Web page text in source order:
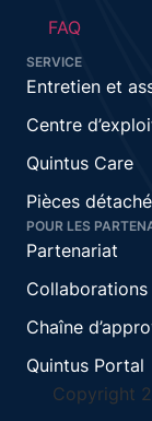
FAQ
SERVICE
Entretien et
Centre
Quintus Care
Pièces
POUR LES
Partenariat
Chaîne
Quintus Portal
Copyright